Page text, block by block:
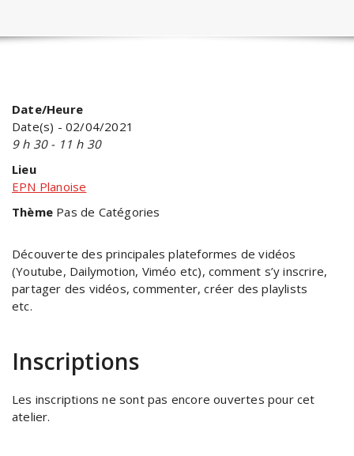
Date/Heure
Date(s) - 02/04/2021
9 h 30 - 11 h 30
Lieu
EPN Planoise
Thème Pas de Catégories
Découverte des principales plateformes de vidéos
(Youtube, Dailymotion, Viméo etc), comment s’y inscrire,
partager des vidéos, commenter, créer des playlists
etc.
Inscriptions
Les inscriptions ne sont pas encore ouvertes pour cet
atelier.